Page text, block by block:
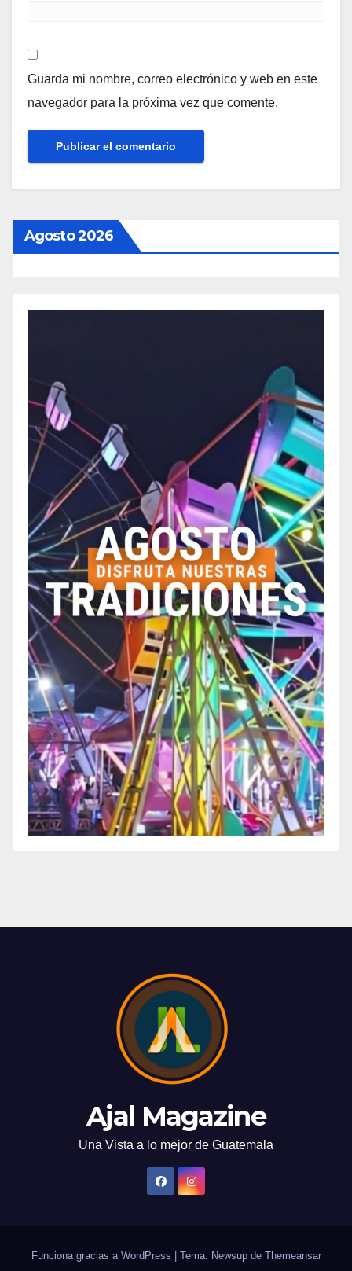
Guarda mi nombre, correo electrónico y web en este
navegador para la próxima vez que comente.
Agosto 2026
Ajal Magazine
Una Vista a lo mejor de Guatemala
Funciona gracias a WordPress Tema: Newsup de Themeansar